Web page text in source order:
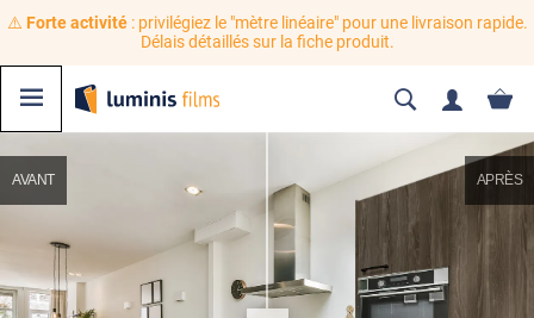
⚠️ Forte activité: privilégiez le "mètre linéaire" pour une livraison rapide.
Délais détaillés sur la fiche produit.
AVANT APRÈS